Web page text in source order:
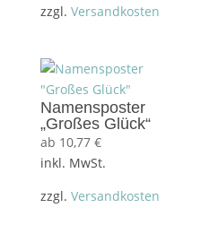
zzgl. Versandkosten
Namensposter
„Großes Glück“
ab 10,77 €
inkl. MwSt.
zzgl. Versandkosten